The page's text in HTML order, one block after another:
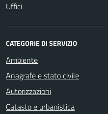
Uffici
CATEGORIE DI SERVIZIO
Ambiente
Anagrafe e stato civile
Autorizzazioni
Catasto e urbanistica